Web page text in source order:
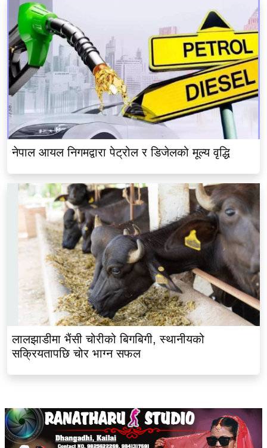
नेपाल आयल निगमद्वारा पेट्रोल र डिजेलको मूल्य वृद्धि
लालझाडीमा भैंसी चोरीको बिगबिगी, स्थानीयको
सक्रियतापछि चोर भाग्न सफल